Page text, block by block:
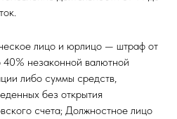
лицо и юрлицо — штраф от
незаконной валютной
либо суммы средств,
без открытия
счета; Должностное лицо